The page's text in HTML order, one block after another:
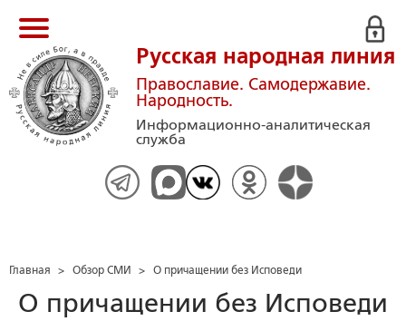
Русская народная линия
Православие. Самодержавие.
Народность.
Информационно-аналитическая
служба
Главная > Обзор СМИ > О причащении без Исповеди
О причащении без Исповеди